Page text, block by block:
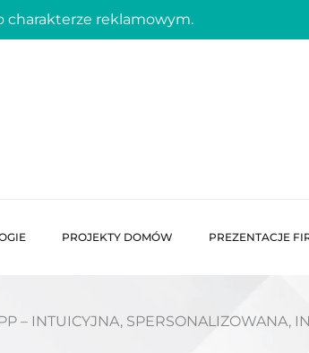
charakterze reklamowym.
PROJEKTY DOMÓW PREZENTACJE
– INTUICYJNA, SPERSONALIZOWANA,